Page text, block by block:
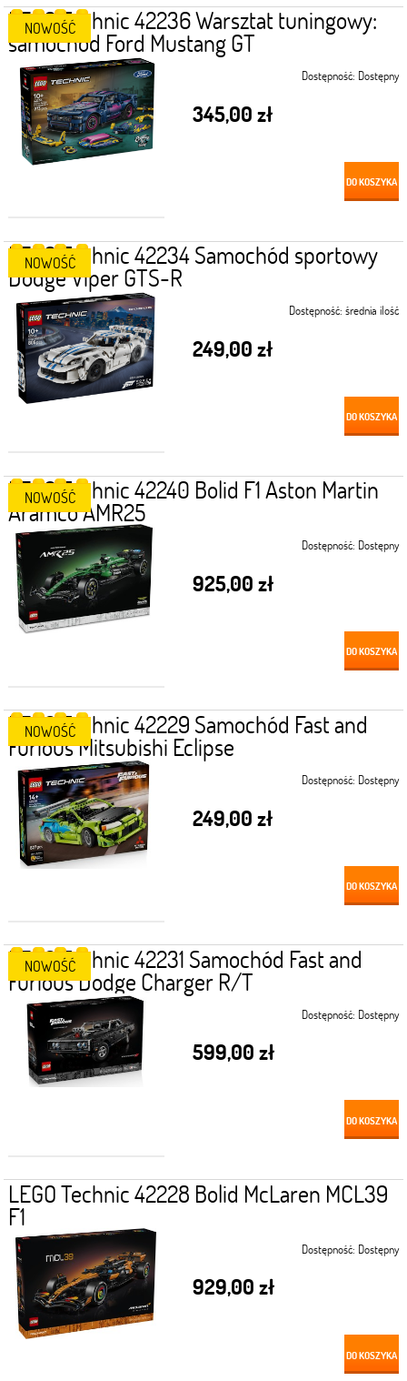
LEGO Technic 42236 Warsztat tuningowy:
samochód Ford Mustang GT
Dostępność: Dostępny
345,00 zł
DO KOSZYKA
NOWOŚĆ
LEGO Technic 42234 Samochód sportowy
Dodge Viper GTS-R
Dostępność: średnia ilość
249,00 zł
DO KOSZYKA
NOWOŚĆ
LEGO Technic 42240 Bolid F1 Aston Martin
Aramco AMR25
Dostępność: Dostępny
925,00 zł
DO KOSZYKA
NOWOŚĆ
LEGO Technic 42229 Samochód Fast and
Furious Mitsubishi Eclipse
Dostępność: Dostępny
249,00 zł
DO KOSZYKA
NOWOŚĆ
LEGO Technic 42231 Samochód Fast and
Furious Dodge Charger R/T
Dostępność: Dostępny
599,00 zł
DO KOSZYKA
NOWOŚĆ
LEGO Technic 42228 Bolid McLaren MCL39
F1
Dostępność: Dostępny
929,00 zł
DO KOSZYKA